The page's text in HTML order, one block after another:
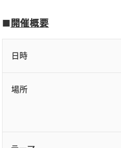
■ 開催概要
日時
場所